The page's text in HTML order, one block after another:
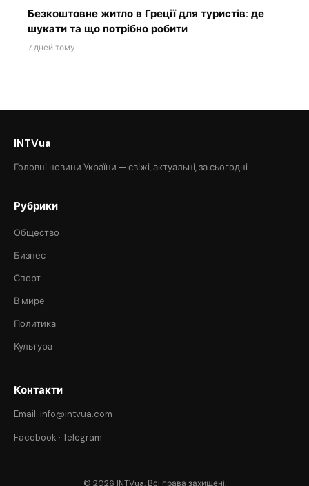
Безкоштовне житло в Греції для туристів: де
шукати та що потрібно робити
7 дней тому
INTVua
Головні новини України — свіжі, актуальні, за сьогодні.
Рубрики
Общество
Бизнес
Спорт
В мире
Политика
Культура
Контакти
Email: info@intvua.com
Facebook · Telegram
© 2026 INTVua. Всі права захищені.